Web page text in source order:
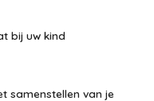
bij uw kind
samenstellen van je